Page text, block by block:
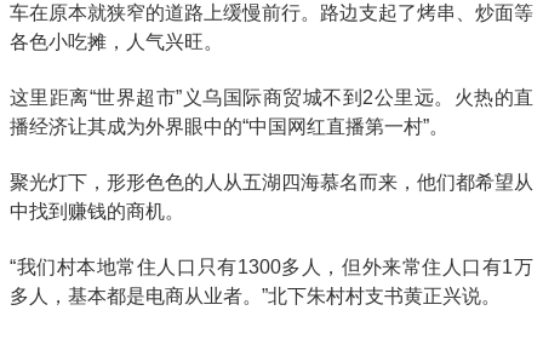
车在原本就狭窄的道路上缓慢前行。路边支起了烤串、炒面等
各色小吃摊，人气兴旺。
这里距离“世界超市”义乌国际商贸城不到2公里远。火热的直
播经济让其成为外界眼中的“中国网红直播第一村”。
聚光灯下，形形色色的人从五湖四海慕名而来，他们都希望从
中找到赚钱的商机。
“我们村本地常住人口只有1300多人，但外来常住人口有1万
多人，基本都是电商从业者。”北下朱村村支书黄正兴说。